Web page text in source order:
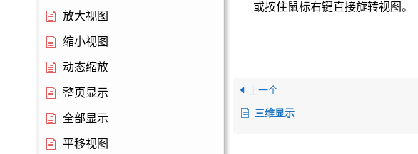
放大视图
缩小视图
动态缩放
整页显示
全部显示
平移视图
或按住鼠标右键直接旋转视图。
上一个
三维显示